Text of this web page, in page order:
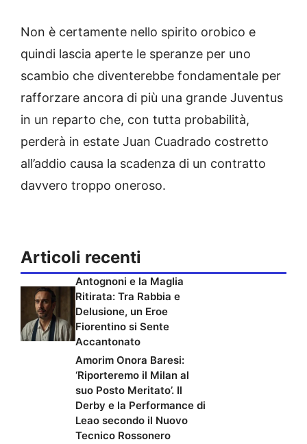
Non è certamente nello spirito orobico e
quindi lascia aperte le speranze per uno
scambio che diventerebbe fondamentale per
rafforzare ancora di più una grande Juventus
in un reparto che, con tutta probabilità,
perderà in estate Juan Cuadrado costretto
all’addio causa la scadenza di un contratto
davvero troppo oneroso.
Articoli recenti
Antognoni e la Maglia
Ritirata: Tra Rabbia e
Delusione, un Eroe
Fiorentino si Sente
Accantonato
Amorim Onora Baresi:
‘Riporteremo il Milan al
suo Posto Meritato’. Il
Derby e la Performance di
Leao secondo il Nuovo
Tecnico Rossonero